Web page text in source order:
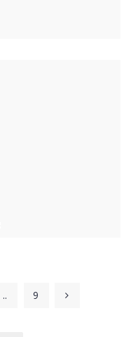
.. 9